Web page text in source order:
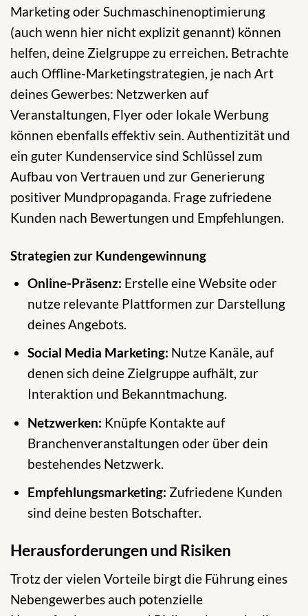
Marketing oder Suchmaschinenoptimierung
(auch wenn hier nicht explizit genannt) können
helfen, deine Zielgruppe zu erreichen. Betrachte
auch Offline-Marketingstrategien, je nach Art
deines Gewerbes: Netzwerken auf
Veranstaltungen, Flyer oder lokale Werbung
können ebenfalls effektiv sein. Authentizität und
ein guter Kundenservice sind Schlüssel zum
Aufbau von Vertrauen und zur Generierung
positiver Mundpropaganda. Frage zufriedene
Kunden nach Bewertungen und Empfehlungen.
Strategien zur Kundengewinnung
Online-Präsenz: Erstelle eine Website oder
nutze relevante Plattformen zur Darstellung
deines Angebots.
Social Media Marketing: Nutze Kanäle, auf
denen sich deine Zielgruppe aufhält, zur
Interaktion und Bekanntmachung.
Netzwerken: Knüpfe Kontakte auf
Branchenveranstaltungen oder über dein
bestehendes Netzwerk.
Empfehlungsmarketing: Zufriedene Kunden
sind deine besten Botschafter.
Herausforderungen und Risiken
Trotz der vielen Vorteile birgt die Führung eines
Nebengewerbes auch potenzielle